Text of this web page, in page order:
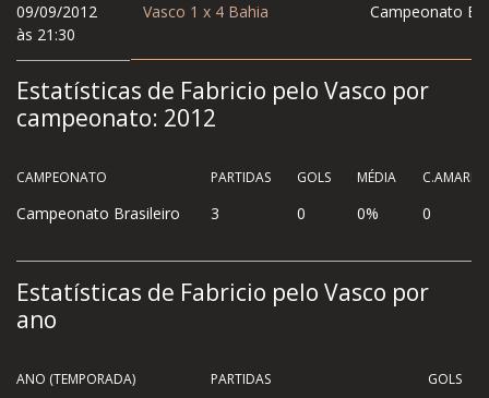
09/09/2012
às 21:30
Vasco 1 x 4Bahia Campeonato
Estatísticas de Fabricio pelo Vasco por
campeonato: 2012
CAMPEONATO
Campeonato Brasileiro
PARTIDAS GOLS MÉDIA
3 0 0% 0
Estatísticas de Fabricio pelo Vasco por
ano
ANO (TEMPORADA) PARTIDAS GOLS